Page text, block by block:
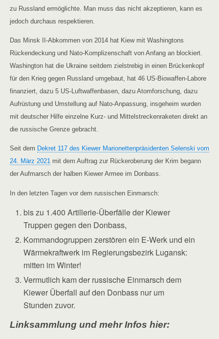
zu Russland ermöglichte. Man muss das nicht akzeptieren, kann es
jedoch durchaus respektieren.
Das Minsk II-Abkommen von 2014 hat Kiew mit Washingtons
Rückendeckung und Nato-Komplizenschaft von Anfang an blockiert.
Washington hat die Ukraine seitdem zielstrebig in einen Brückenkopf
für den Krieg gegen Russland umgebaut, hat 46 US-Biowaffen-Labore
finanziert, dazu 5 US-Luftwaffenbasen, dazu Atomforschung, dazu
Aufrüstung und Umstellung auf Nato-Anpassung, insgeheim wurden
mit deutscher Hilfe einzelne Kurz- und Mittelstreckenraketen direkt an
die russische Grenze gebracht.
Seit dem Dekret 117 des Kiewer Marionettenpräsidenten Selenski vom
24. März 2021 mit dem Auftrag zur Rückeroberung der Krim begann
der Aufmarsch der halben Kiewer Armee im Donbass.
In den letzten Tagen vor dem russischen Einmarsch:
bis zu 1.400 Artillerie-Überfälle der Kiewer
Truppen gegen den Donbass,
Kommandogruppen zerstören ein E-Werk und ein
Wärmekraftwerk im Regierungsbezirk Lugansk:
mitten im Winter!
Vermutlich kam der russische Einmarsch dem
Kiewer Überfall auf den Donbass nur um
Stunden zuvor.
Linksammlung und mehr Infos hier: